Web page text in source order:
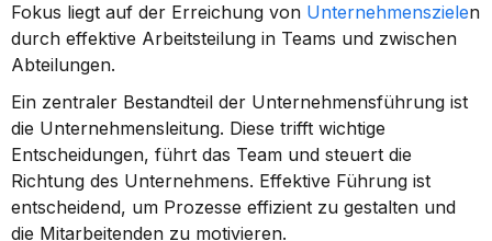
Fokus liegt auf der Erreichung von Unternehmenszielen
durch effektive Arbeitsteilung in Teams und zwischen
Abteilungen.
Ein zentraler Bestandteil der Unternehmensführung ist
die Unternehmensleitung. Diese trifft wichtige
Entscheidungen, führt das Team und steuert die
Richtung des Unternehmens. Effektive Führung ist
entscheidend, um Prozesse effizient zu gestalten und
die Mitarbeitenden zu motivieren.